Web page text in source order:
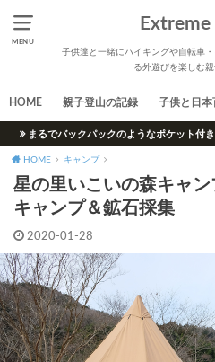
MENU
Extreme
子供達と一緒にハイキングや自転車
る外遊びを楽しむ
HOME 親子登山の記録 子供と日本
まるでバックパックのようなポケット付
HOME キャンプ
星の里いこいの森キャ
キャンプ＆鉱石採集
2020-01-28